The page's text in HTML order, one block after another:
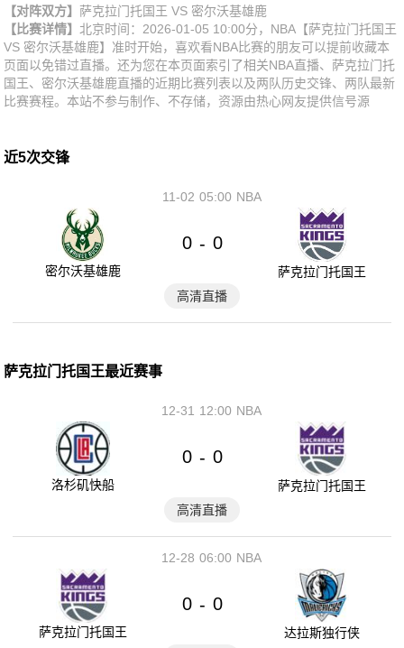
【对阵双方】 萨克拉门托国王 VS 密尔沃基雄鹿
【比赛详情】 北京时间：2026-01-05 10:00分，NBA【萨克拉门托国王
VS 密尔沃基雄鹿】准时开始，喜欢看NBA比赛的朋友可以提前收藏本
页面以免错过直播。还为您在本页面索引了相关NBA直播、萨克拉门托
国王、密尔沃基雄鹿直播的近期比赛列表以及两队历史交锋、两队最新
比赛赛程。本站不参与制作、不存储，资源由热心网友提供信号源
近5次交锋
05:00
11-02 NBA
密尔沃基雄鹿
0 - 0
萨克拉门托国王
高清直播
萨克拉门托国王最近赛事
12:00
12-31 NBA
洛杉矶快船
0 - 0
萨克拉门托国王
高清直播
06:00
12-28 NBA
萨克拉门托国王
0 - 0
达拉斯独行侠